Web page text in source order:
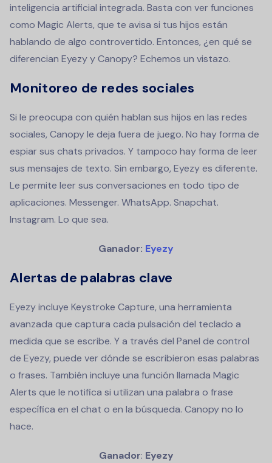
inteligencia artificial integrada. Basta con ver funciones
como Magic Alerts, que te avisa si tus hijos están
hablando de algo controvertido. Entonces, ¿en qué se
diferencian Eyezy y Canopy? Echemos un vistazo.
Monitoreo de redes sociales
Si le preocupa con quién hablan sus hijos en las redes
sociales, Canopy le deja fuera de juego. No hay forma de
espiar sus chats privados. Y tampoco hay forma de leer
sus mensajes de texto. Sin embargo, Eyezy es diferente.
Le permite leer sus conversaciones en todo tipo de
aplicaciones. Messenger. WhatsApp. Snapchat.
Instagram. Lo que sea.
Ganador: Eyezy
Alertas de palabras clave
Eyezy incluye Keystroke Capture, una herramienta
avanzada que captura cada pulsación del teclado a
medida que se escribe. Y a través del Panel de control
de Eyezy, puede ver dónde se escribieron esas palabras
o frases. También incluye una función llamada Magic
Alerts que le notifica si utilizan una palabra o frase
específica en el chat o en la búsqueda. Canopy no lo
hace.
Ganador: Eyezy